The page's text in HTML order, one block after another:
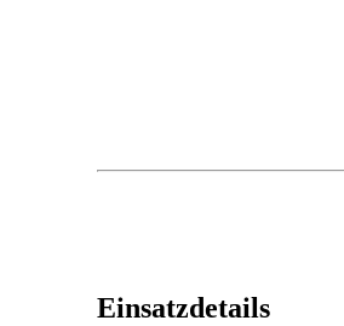
Einsatzdetails